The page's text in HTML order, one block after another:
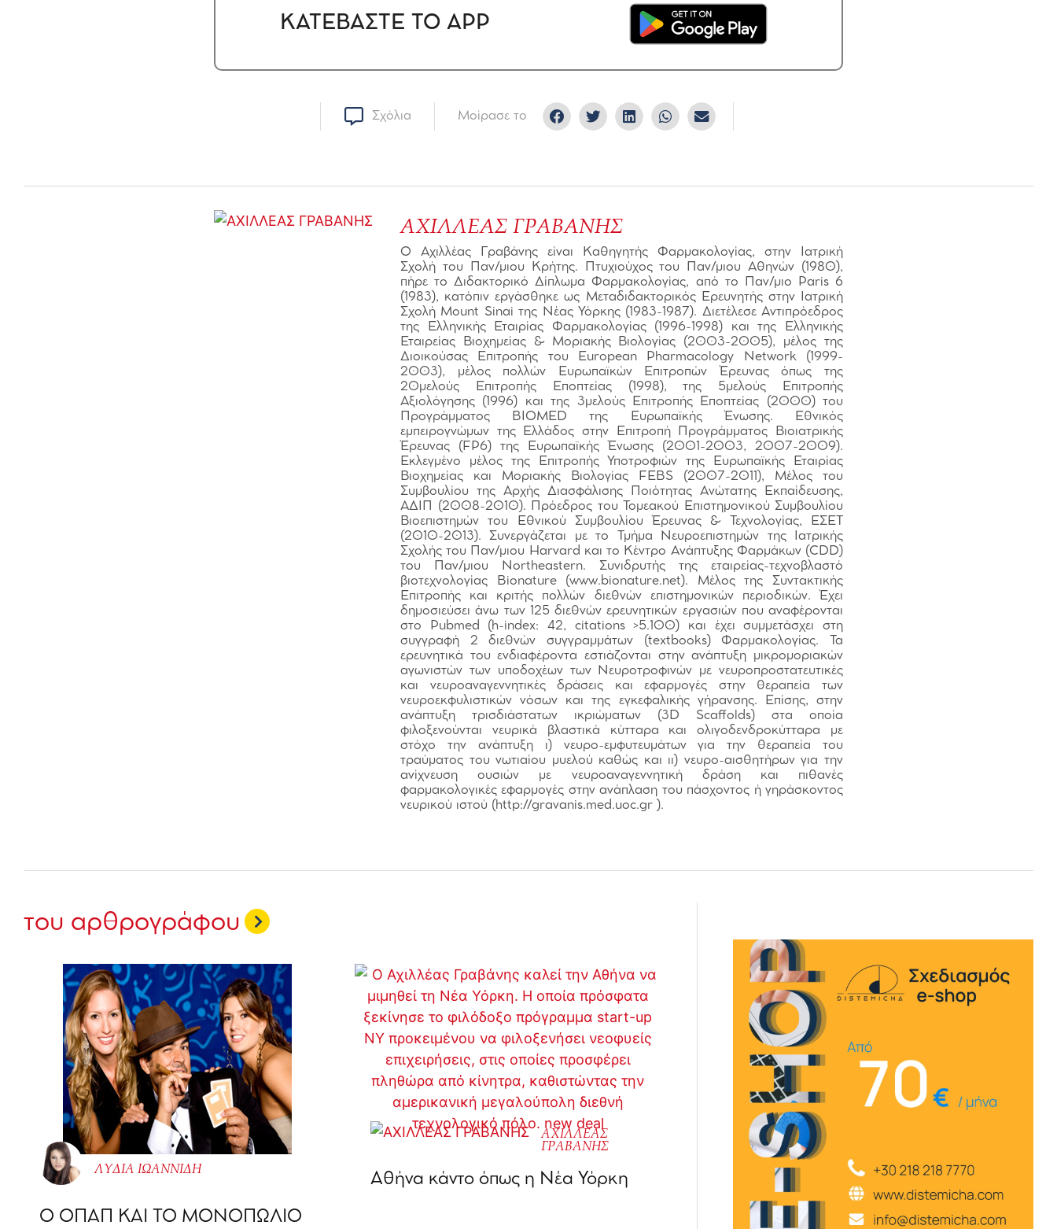
ΚΑΤΕΒΑΣΤΕ ΤΟ APP
Σχόλια Μοίρασε το
ΑΧΙΛΛΕΑΣ ΓΡΑΒΑΝΗΣ
Ο Αχιλλέας Γραβάνης είναι Καθηγητής Φαρμακολογίας, στην Ιατρική
Σχολή του Παν/μιου Κρήτης. Πτυχιούχος του Παν/μιου Αθηνών (1980),
πήρε το Διδακτορικό Δίπλωμα Φαρμακολογίας, από το Παν/μιο Paris 6
(1983), κατόπιν εργάσθηκε ως Μεταδιδακτορικός Ερευνητής στην Ιατρική
Σχολή Mount Sinai της Νέας Υόρκης (1983-1987). Διετέλεσε Αντιπρόεδρος
της Ελληνικής Εταιρίας Φαρμακολογίας (1996-1998) και της Ελληνικής
Εταιρείας Βιοχημείας & Μοριακής Βιολογίας (2003-2005), μέλος της
Διοικούσας Επιτροπής του European Pharmacology Network (1999-
2003), μέλος πολλών Ευρωπαϊκών Επιτροπών Έρευνας όπως της
20μελούς Επιτροπής Εποπτείας (1998), της 5μελούς Επιτροπής
Αξιολόγησης (1996) και της 3μελούς Επιτροπής Εποπτείας (2000) του
Προγράμματος BIOMED της Ευρωπαϊκής Ένωσης. Εθνικός
εμπειρογνώμων της Ελλάδος στην Επιτροπή Προγράμματος Βιοιατρικής
Έρευνας (FP6) της Ευρωπαϊκής Ένωσης (2001-2003, 2007-2009).
Εκλεγμένο μέλος της Επιτροπής Υποτροφιών της Ευρωπαϊκής Εταιρίας
Βιοχημείας και Μοριακής Βιολογίας FEBS (2007-2011), Μέλος του
Συμβουλίου της Αρχής Διασφάλισης Ποιότητας Ανώτατης Εκπαίδευσης,
ΑΔΙΠ (2008-2010). Πρόεδρος του Τομεακού Επιστημονικού Συμβουλίου
Βιοεπιστημών του Εθνικού Συμβουλίου Έρευνας & Τεχνολογίας, ΕΣΕΤ
(2010-2013). Συνεργάζεται με τo Τμήμα Νευροεπιστημών της Ιατρικής
Σχολής του Παν/μιου Harvard και το Κέντρο Ανάπτυξης Φαρμάκων (CDD)
του Παν/μιου Northeastern. Συνιδρυτής της εταιρείας-τεχνοβλαστό
βιοτεχνολογίας Bionature (www.bionature.net). Μέλος της Συντακτικής
Επιτροπής και κριτής πολλών διεθνών επιστημονικών περιοδικών. Έχει
δημοσιεύσει άνω των 125 διεθνών ερευνητικών εργασιών που αναφέρονται
στο Pubmed (h-index: 42, citations >5.100) και έχει συμμετάσχει στη
συγγραφή 2 διεθνών συγγραμμάτων (textbooks) Φαρμακολογίας. Τα
ερευνητικά του ενδιαφέροντα εστιάζονται στην ανάπτυξη μικρομοριακών
αγωνιστών των υποδοχέων των Νευροτροφινών με νευροπροστατευτικές
και νευροαναγεννητικές δράσεις και εφαρμογές στην θεραπεία των
νευροεκφυλιστικών νόσων και της εγκεφαλικής γήρανσης. Επίσης, στην
ανάπτυξη τρισδιάστατων ικριώματων (3D Scaffolds) στα οποία
φιλοξενούνται νευρικά βλαστικά κύτταρα και ολιγοδενδροκύτταρα με
στόχο την ανάπτυξη ι) νευρο-εμφυτευμάτων για την θεραπεία του
τραύματος του νωτιαίου μυελού καθώς και ιι) νευρο-αισθητήρων για την
ανίχνευση ουσιών με νευροαναγεννητική δράση και πιθανές
φαρμακολογικές εφαρμογές στην ανάπλαση του πάσχοντος ή γηράσκοντος
νευρικού ιστού (http://gravanis.med.uoc.gr ).
του αρθρογράφου
ΛΥΔΙΑ ΙΩΑΝΝΙΔΗ
O ΟΠΑΠ ΚΑΙ ΤΟ ΜΟΝΟΠΩΛΙΟ
ΑΧΙΛΛΕΑΣ
ΓΡΑΒΑΝΗΣ
Αθήνα κάντο όπως η Νέα Υόρκη